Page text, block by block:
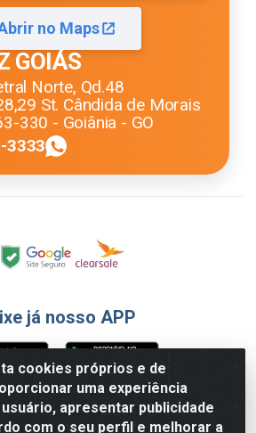
cookies próprios e de
uma experiência
apresentar publicidade
com o seu perfil e melhorar a
no Maps
GOIÁS
Norte, Qd.48
St. Cândida de Morais
330 - Goiânia - GO
3333
já nosso APP
de Pagamento